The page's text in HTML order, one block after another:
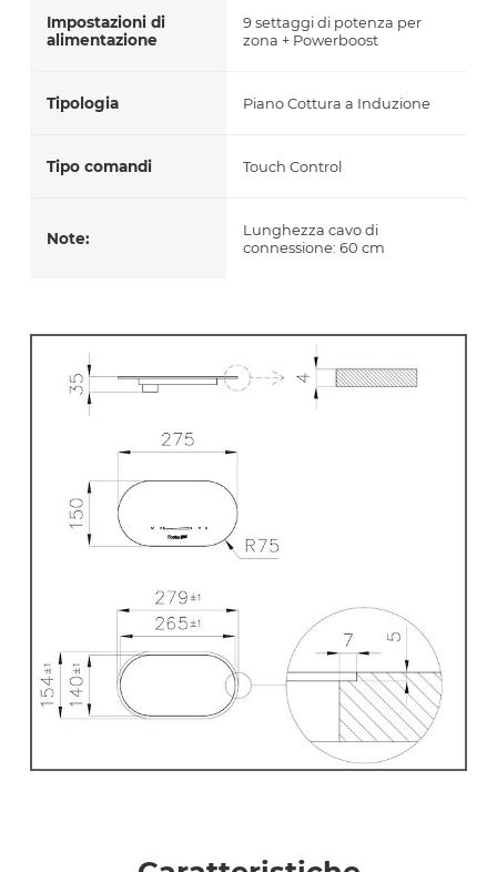
Impostazioni di
alimentazione
9 settaggi di potenza per
zona + Powerboost
Tipologia Piano Cottura a Induzione
Tipo comandi Touch Control
Note:
Lunghezza cavo di
connessione: 60 cm